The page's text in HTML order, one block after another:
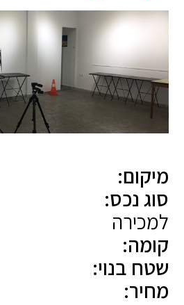
מיקום:
סוג נכס:
למכירה
קומה:
שטח בנוי:
מחיר: